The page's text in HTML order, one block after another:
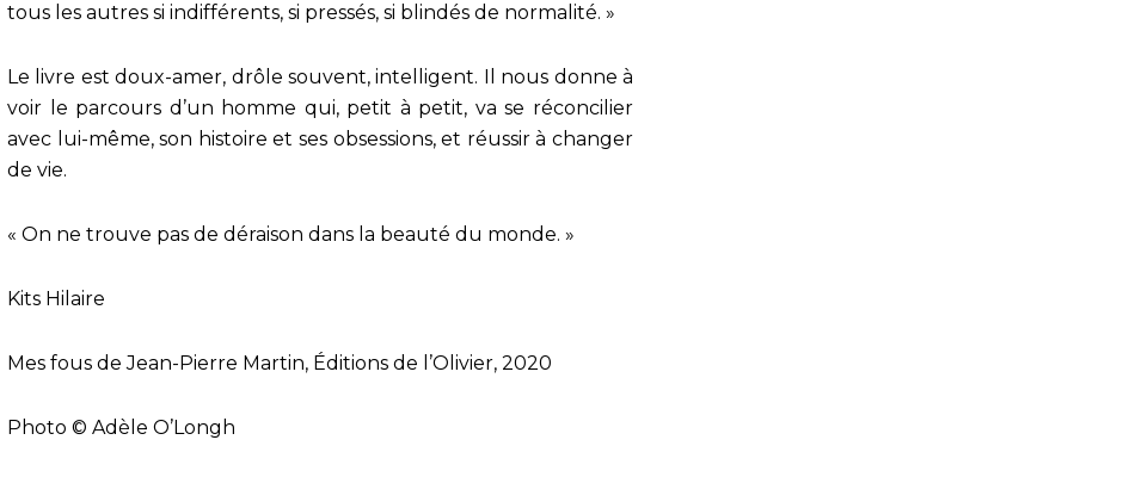
tous les autres si indifférents, si pressés, si blindés de normalité. »
Le livre est doux-amer, drôle souvent, intelligent. Il nous donne à
voir le parcours d’un homme qui, petit à petit, va se réconcilier
avec lui-même, son histoire et ses obsessions, et réussir à changer
de vie.
« On ne trouve pas de déraison dans la beauté du monde. »
Kits Hilaire
Mes fous de Jean-Pierre Martin, Éditions de l’Olivier, 2020
Photo © Adèle O’Longh